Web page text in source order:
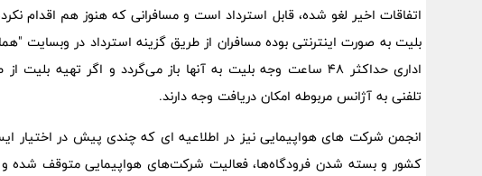
اتفاقات اخیر لغو شده، قابل استرداد است و مسافرانی که هنوز هم اقدام
اداری حداکثر ۴۸ ساعت وجه بلیت به آنها باز می‌گردد و اگر
تلفنی به آژانس مربوطه امکان دریافت وجه دارند.
انجمن شرکت های هواپیمایی نیز در اطلاعیه ای که چندی پیش در اختیار
کشور و بسته شدن فرودگاه‌ها، فعالیت شرکت‌های هواپیمایی متوقف شده